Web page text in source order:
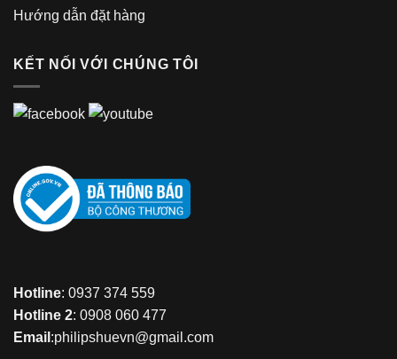
Hướng dẫn đặt hàng
KẾT NỐI VỚI CHÚNG TÔI
Hotline: 0937 374 559
Hotline 2: 0908 060 477
Email :philipshuevn@gmail.com